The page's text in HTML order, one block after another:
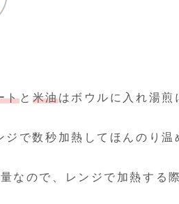
トと 米油はボウルに入れ湯煎
ジで数秒加熱してほんのり温
なので、レンジで加熱する